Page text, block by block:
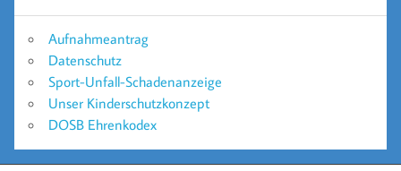
Aufnahmeantrag
Datenschutz
Sport-Unfall-Schadenanzeige
Unser Kinderschutzkonzept
DOSB Ehrenkodex